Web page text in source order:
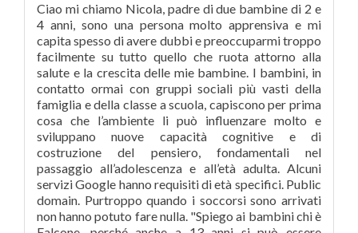
Ciao mi chiamo Nicola, padre di due bambine di 2 e
4 anni, sono una persona molto apprensiva e mi
capita spesso di avere dubbi e preoccuparmi troppo
facilmente su tutto quello che ruota attorno alla
salute e la crescita delle mie bambine. I bambini, in
contatto ormai con gruppi sociali più vasti della
famiglia e della classe a scuola, capiscono per prima
cosa che l’ambiente li può influenzare molto e
sviluppano nuove capacità cognitive e di
costruzione del pensiero, fondamentali nel
passaggio all’adolescenza e all’età adulta. Alcuni
servizi Google hanno requisiti di età specifici. Public
domain. Purtroppo quando i soccorsi sono arrivati
non hanno potuto fare nulla. "Spiego ai bambini chi è